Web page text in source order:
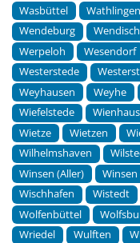
Wasbüttel
Wathlingen
Wendeburg
Werpeloh
Wesendorf
Westerstede
Weyhausen
Weyhe
Wiefelstede
Wietze
Wietzen
Wilhelmshaven
Winsen (Aller)
Wischhafen
Wistedt
Wolfenbüttel
Wriedel
Wulften